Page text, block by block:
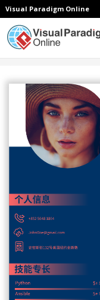
Visual Paradigm Online